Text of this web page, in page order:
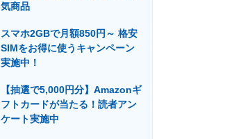
建設×テクノロジーの最前線
気商品
スマホ2GBで月額850円～ 格安
SIMをお得に使うキャンペーン
実施中！
【抽選で5,000円分】Amazonギ
フトカードが当たる！読者アン
ケート実施中